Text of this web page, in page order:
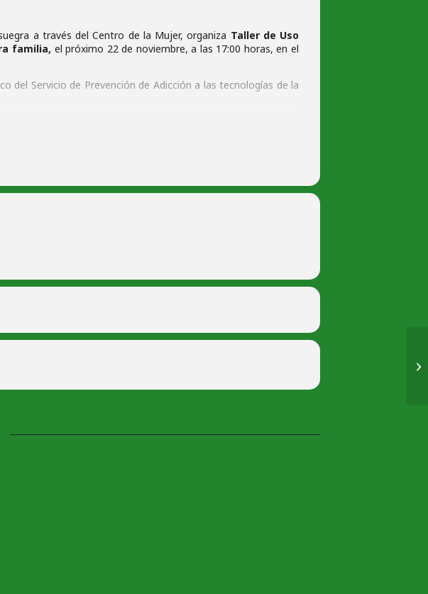
a través del Centro de la Mujer, organiza Taller de Uso
familia, el próximo 22 de noviembre, a las 17:00 horas, en el
del Servicio de Prevención de Adicción a las tecnologías de la